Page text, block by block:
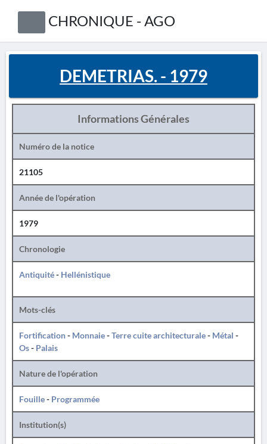
CHRONIQUE - AGO
DEMETRIAS. - 1979
Informations Générales
Numéro de la notice
21105
Année de l'opération
1979
Chronologie
Antiquité- Hellénistique
Mots-clés
Fortification- Monnaie-Terre cuite architecturale- Métal -
Os- Palais
Nature de l'opération
Fouille- Programmée
Institution(s)